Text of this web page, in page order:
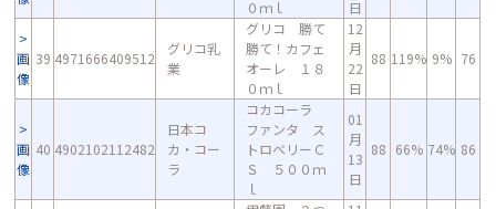
０ｍｌ
日
画
像
39 4971666409512
グリコ乳
業
グリコ 勝て
勝て！カフェ
オーレ １８
０ｍｌ
12
月
22
日
88 119% 9% 76
画
像
40 4902102112482
日本コ
カ・コー
ラ
コカコーラ
ファンタ ス
トロベリーＣ
Ｓ ５００ｍ
ｌ
01
月
13
日
88 66% 74% 86